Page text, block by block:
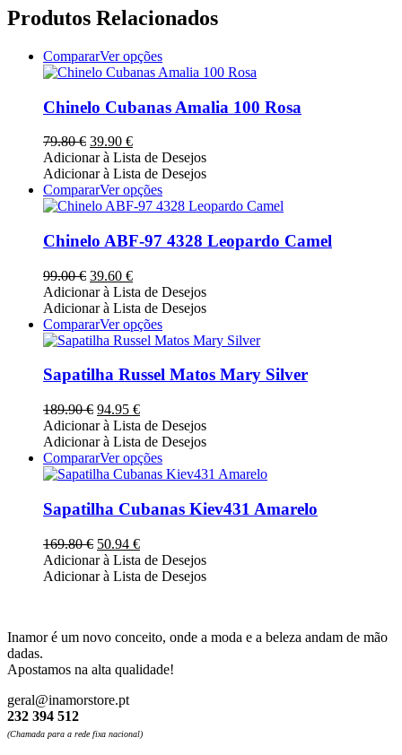
Produtos Relacionados
CompararVer opçõesThis
product
multiple
variants.
options
may
be
chosen
on
the
product
Chinelo Cubanas Amalia 100 Rosa
79.80€ O
preço
original
era:
79.80 €.
39.90 €O
preço
atual
é:
39.90 €.
Adicionar à Lista de Desejos
Adicionar à Lista de Desejos
CompararVer opçõesThis
product
multiple
variants.
options
may
be
chosen
on
the
product
Chinelo ABF-97 4328 Leopardo Camel
99.00€ O
preço
original
era:
99.00 €.
39.60 €O
preço
atual
é:
39.60 €.
Adicionar à Lista de Desejos
Adicionar à Lista de Desejos
CompararVer opçõesThis
product
multiple
options
may
be
chosen
on
product
Sapatilha Russel Matos Mary Silver
189.90€ O
preço
original
era:
189.90 €.
94.95 €O
preço
atual
é:
94.95 €.
Adicionar à Lista de Desejos
Adicionar à Lista de Desejos
CompararVer opçõesThis
product
multiple
variants.
options
may
be
the
page
Sapatilha Cubanas Kiev431 Amarelo
169.80€ O
preço
original
50.94 €O
preço
atual
Adicionar à Lista de Desejos
Adicionar à Lista de Desejos
Inamor é um novo conceito, onde a moda e a beleza andam de mão
dadas.
Apostamos na alta qualidade!
geral@inamorstore.pt
232 394 512
(Chamada para a rede fixa nacional)